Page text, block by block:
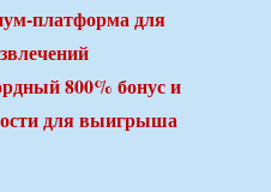
платформа для
800% бонус и
для выигрыша